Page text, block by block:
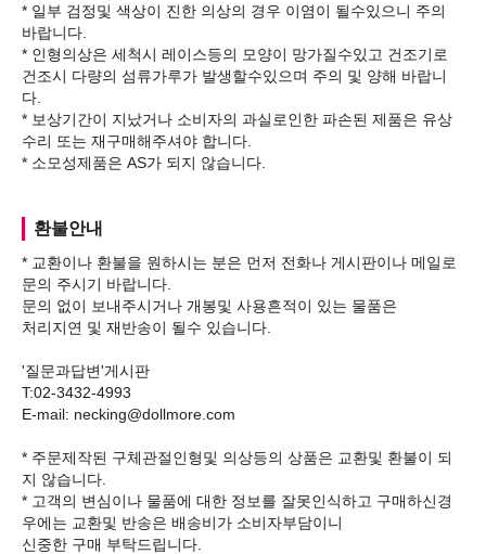
* 일부 검정및 색상이 진한 의상의 경우 이염이 될수있으니 주의
바랍니다.
* 인형의상은 세척시 레이스등의 모양이 망가질수있고 건조기로
건조시 다량의 섬류가루가 발생할수있으며 주의 및 양해 바랍니
다.
* 보상기간이 지났거나 소비자의 과실로인한 파손된 제품은 유상
수리 또는 재구매해주셔야 합니다.
환불안내
* 교환이나 환불을 원하시는 분은 먼저 전화나 게시판이나 메일로
문의 주시기 바랍니다.
문의 없이 보내주시거나 개봉및 사용흔적이 있는 물품은
처리지연 및 재반송이 될수 있습니다.
'질문과답변'게시판
T:02-3432-4993
E-mail: necking@dollmore.com
* 주문제작된 구체관절인형및 의상등의 상품은 교환및 환불이 되
지 않습니다.
* 고객의 변심이나 물품에 대한 정보를 잘못인식하고 구매하신경
우에는 교환및 반송은 배송비가 소비자부담이니
신중한 구매 부탁드립니다.